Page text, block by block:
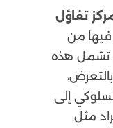
تفاؤل
فيها من
تشمل هذه
بالتعرض،
إلى
مثل